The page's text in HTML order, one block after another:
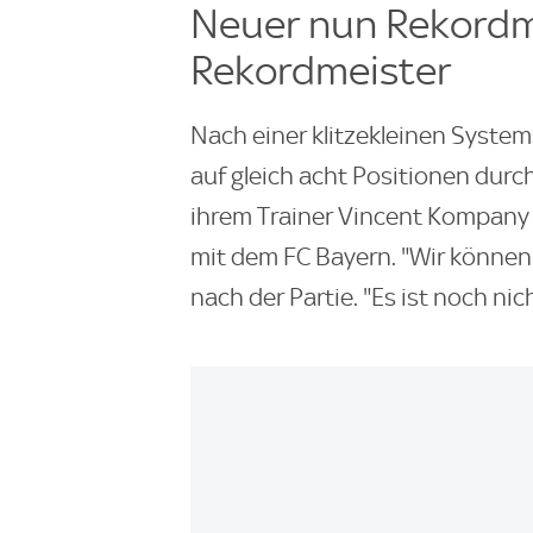
Neuer nun
Rekordmeister
Nach einer klitzekleinen
auf gleich acht Positionen
ihrem Trainer Vincent
mit dem FC Bayern. "Wir
nach der Partie. "Es ist noch